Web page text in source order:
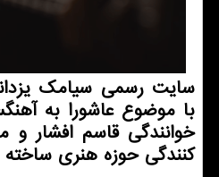
با موضوع عاشورا به
خوانندگی قاسم افشار و
كنندگی حوزه هنری